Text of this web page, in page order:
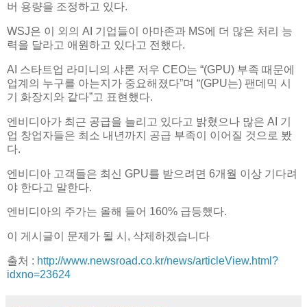
버 용량을 조정하고 있다.
WSJ은 이 외의 AI 기업들이 아마존과 MS에 더 많은 처리 능
력을 달라고 애원하고 있다고 전했다.
AI 스타트업 라미니의 샤론 저우 CEO는 “(GPU) 부족 때문에
업계의 누구를 아는지가 중요해졌다”며 “(GPU는) 팬데믹 시
기 화장지와 같다”고 표현했다.
엔비디아가 최근 공급을 늘리고 있다고 밝혔으나 많은 AI 기
업 창업자들은 최소 내년까지 공급 부족이 이어질 것으로 봤
다.
엔비디아 고객들은 최신 GPU를 받으려면 6개월 이상 기다려
야 한다고 말한다.
엔비디아의 주가는 올해 들어 160% 급등했다.
이 게시글이 문제가 될 시, 삭제하겠습니다
출처 : http://www.newsroad.co.kr/news/articleView.html?
idxno=23624